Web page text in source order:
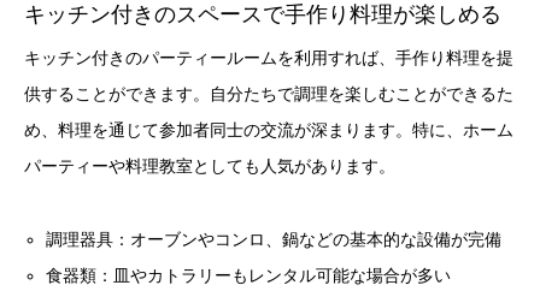
キッチン付きのスペースで手作り料理が楽しめる
キッチン付きのパーティールームを利用すれば、手作り料理を提
供することができます。自分たちで調理を楽しむことができるた
め、料理を通じて参加者同士の交流が深まります。特に、ホーム
パーティーや料理教室としても人気があります。
調理器具：オーブンやコンロ、鍋などの基本的な設備が完備
食器類：皿やカトラリーもレンタル可能な場合が多い